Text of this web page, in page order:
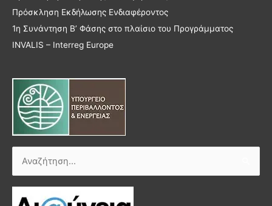
Πρόσκληση Εκδήλωσης Ενδιαφέροντος
1η Συνάντηση Β’ Φάσης στο πλαίσιο του Προγράμματος
INVALIS – Interreg Europe
Αναζήτηση